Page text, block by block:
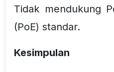
Tidak mendukung
(PoE) standar.
Kesimpulan